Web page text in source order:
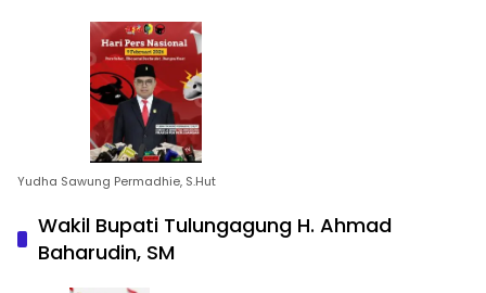
Yudha Sawung Permadhie, S.Hut
Wakil Bupati Tulungagung H. Ahmad
Baharudin, SM